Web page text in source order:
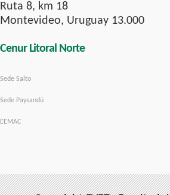
Ruta 8, km 18
Montevideo, Uruguay 13.000
Cenur Litoral Norte
Sede Salto
Sede Paysandú
EEMAC